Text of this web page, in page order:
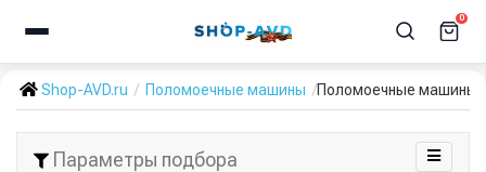
0
Shop-AVD.ru Поломоечные машины Поломоечные машины
Параметры подбора